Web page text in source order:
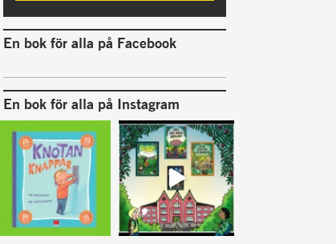
En bok för alla på Facebook
En bok för alla på Instagram